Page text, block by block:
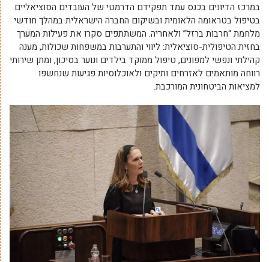
במרכז הדיונים בכנס עמד תפקידם הדרמטי של העובדים הסוציאליים
בטיפול בטראומה הלאומית ובשיקום החברה הישראלית במהלך חודשי
מלחמת “חרבות ברזל” ולאחריה. המשתתפים סקרו את פעילות המערך
בחזית הטיפולית-סוציאלית: ליווי והתערבות במשפחות שכולות, מענה
קהילתי ונפשי למפונים, טיפול ממוקד בילדים ונוער בסיכון, ומתן שירותי
רווחה מותאמים לאזרחים ותיקים ולאוכלוסיות פגיעות שנחשפו
למציאות הביטחונית המורכבת.